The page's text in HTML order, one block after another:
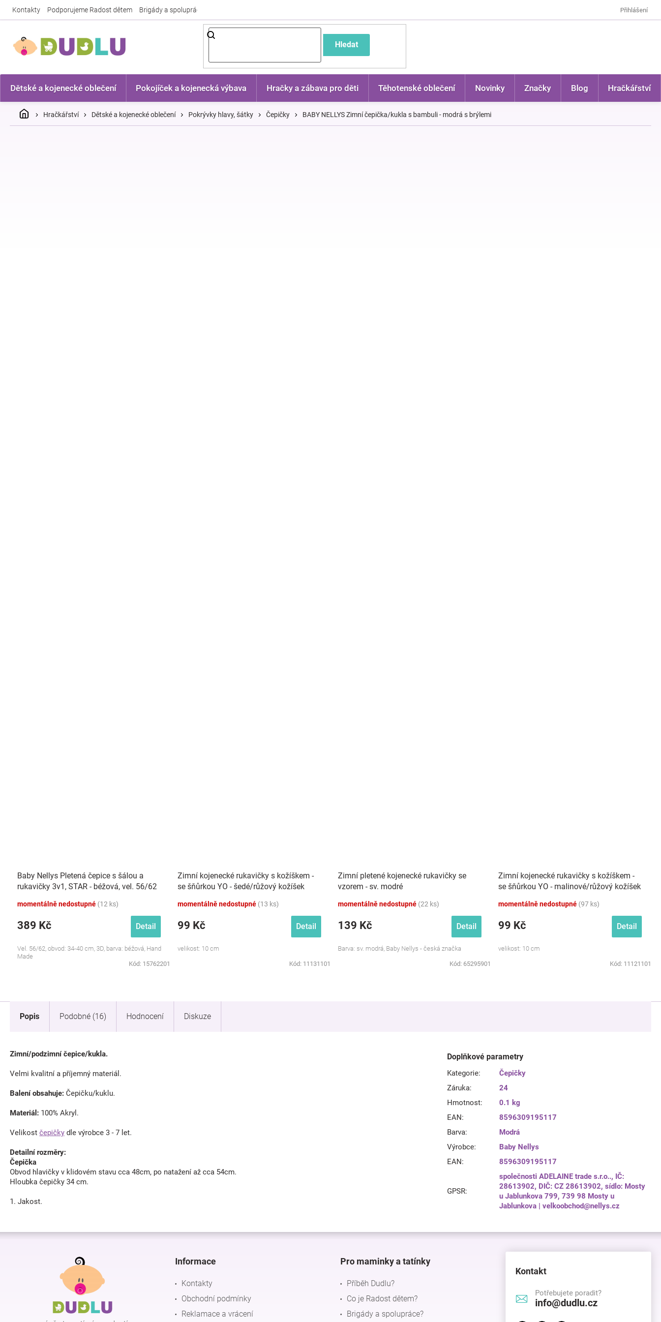
Kontakty Podporujeme Radost dětem Brigády a spolupráce Přihlášení
Hledat
Dětské a kojenecké oblečení Pokojíček a kojenecká výbava Hračky a zábava pro děti Těhotenské oblečení Novinky Značky Blog Hračkářství
DomůHračkářství Dětské a kojenecké oblečení Pokrývky hlavy, šátky Čepičky BABY NELLYS Zimní čepička/kukla s bambuli - modrá s brýlemi
Baby Nellys Pletená čepice s šálou a
rukavičky 3v1, STAR - béžová, vel. 56/62
momentálně nedostupné (12 ks)
389 Kč Detail
Vel. 56/62, obvod: 34-40 cm, 3D, barva: béžová, Hand
Made
Kód: 15762201
Zimní kojenecké rukavičky s kožíškem -
se šňůrkou YO - šedé/růžový kožíšek
momentálně nedostupné (13 ks)
99 Kč Detail
velikost: 10 cm
Kód: 11131101
Zimní pletené kojenecké rukavičky se
vzorem - sv. modré
momentálně nedostupné (22 ks)
139 Kč Detail
Barva: sv. modrá, Baby Nellys - česká značka
Kód: 65295901
Zimní kojenecké rukavičky s kožíškem -
se šňůrkou YO - malinové/růžový kožíšek
momentálně nedostupné (97 ks)
99 Kč Detail
velikost: 10 cm
Kód: 11121101
Popis Podobné (16) Hodnocení Diskuze
Zimní/podzimní čepice/kukla.
Velmi kvalitní a příjemný materiál.
Balení obsahuje: Čepičku/kuklu.
Materiál: 100% Akryl.
Velikost čepičky dle výrobce 3 - 7 let.
Detailní rozměry:
Čepička
Obvod hlavičky v klidovém stavu cca 48cm, po natažení až cca 54cm.
Hloubka čepičky 34 cm.
1. Jakost.
Doplňkové parametry
Kategorie:
Čepičky
Záruka:
24
Hmotnost:
0.1 kg
EAN:
8596309195117
Barva:
Modrá
Výrobce:
Baby Nellys
EAN: 8596309195117
GPSR:
společnosti ADELAINE trade s.r.o.., IČ:
28613902, DIČ: CZ 28613902, sídlo: Mosty
u Jablunkova 799, 739 98 Mosty u
Jablunkova | velkoobchod@nellys.cz
Z
Informace
Kontakty
Obchodní podmínky
Reklamace a vrácení
Pro maminky a tatínky
Příběh Dudlu?
Co je Radost dětem?
Brigády a spolupráce?
Kontakt
Potřebujete poradit?
info@dudlu.cz